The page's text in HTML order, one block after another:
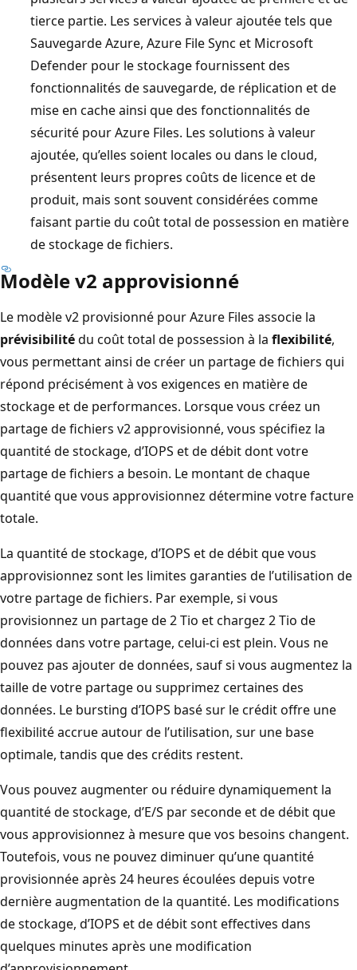
tierce partie. Les services à valeur ajoutée tels que
Sauvegarde Azure, Azure File Sync et Microsoft
Defender pour le stockage fournissent des
fonctionnalités de sauvegarde, de réplication et de
mise en cache ainsi que des fonctionnalités de
sécurité pour Azure Files. Les solutions à valeur
ajoutée, qu’elles soient locales ou dans le cloud,
présentent leurs propres coûts de licence et de
produit, mais sont souvent considérées comme
faisant partie du coût total de possession en matière
de stockage de fichiers.
Modèle v2 approvisionné
Le modèle v2 provisionné pour Azure Files associe la
prévisibilitédu coût total de possession à la flexibilité,
vous permettant ainsi de créer un partage de fichiers qui
répond précisément à vos exigences en matière de
stockage et de performances. Lorsque vous créez un
partage de fichiers v2 approvisionné, vous spécifiez la
quantité de stockage, d’IOPS et de débit dont votre
partage de fichiers a besoin. Le montant de chaque
quantité que vous approvisionnez détermine votre facture
totale.
La quantité de stockage, d’IOPS et de débit que vous
approvisionnez sont les limites garanties de l’utilisation de
votre partage de fichiers. Par exemple, si vous
provisionnez un partage de 2 Tio et chargez 2 Tio de
données dans votre partage, celui-ci est plein. Vous ne
pouvez pas ajouter de données, sauf si vous augmentez la
taille de votre partage ou supprimez certaines des
données. Le bursting d’IOPS basé sur le crédit offre une
flexibilité accrue autour de l’utilisation, sur une base
optimale, tandis que des crédits restent.
Vous pouvez augmenter ou réduire dynamiquement la
quantité de stockage, d’E/S par seconde et de débit que
vous approvisionnez à mesure que vos besoins changent.
Toutefois, vous ne pouvez diminuer qu’une quantité
provisionnée après 24 heures écoulées depuis votre
dernière augmentation de la quantité. Les modifications
de stockage, d’IOPS et de débit sont effectives dans
quelques minutes après une modification